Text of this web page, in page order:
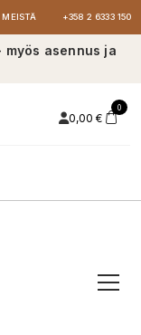
MEISTÄ +358 2 6333 150
asennus ja
0,00 €
0